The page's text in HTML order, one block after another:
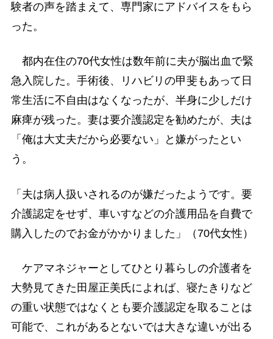
験者の声を踏まえて、専門家にアドバイスをもら
った。
都内在住の70代女性は数年前に夫が脳出血で緊
急入院した。手術後、リハビリの甲斐もあって日
常生活に不自由はなくなったが、半身に少しだけ
麻痺が残った。妻は要介護認定を勧めたが、夫は
「俺は大丈夫だから必要ない」と嫌がったとい
う。
「夫は病人扱いされるのが嫌だったようです。要
介護認定をせず、車いすなどの介護用品を自費で
購入したのでお金がかかりました」（70代女性）
ケアマネジャーとしてひとり暮らしの介護者を
大勢見てきた田屋正美氏によれば、寝たきりなど
の重い状態ではなくとも要介護認定を取ることは
可能で、これがあるとないでは大きな違いが出る